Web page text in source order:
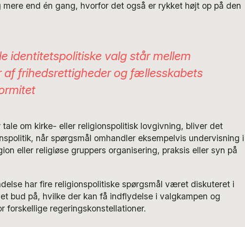
end én gang, hvorfor det også er rykket højt op på den
identitetspolitiske valg står mellem
frihedsrettigheder og fællesskabets
om kirke- eller religionspolitisk lovgivning, bliver det
når spørgsmål omhandler eksempelvis undervisning i
eller religiøse gruppers organisering, praksis eller syn på
har fire religionspolitiske spørgsmål været diskuteret i
bud på, hvilke der kan få indflydelse i valgkampen og
forskellige regeringskonstellationer.